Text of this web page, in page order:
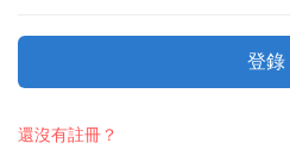
登錄
還沒有註冊？